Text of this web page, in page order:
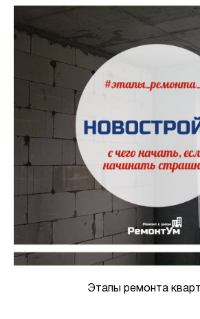
Этапы ремонта